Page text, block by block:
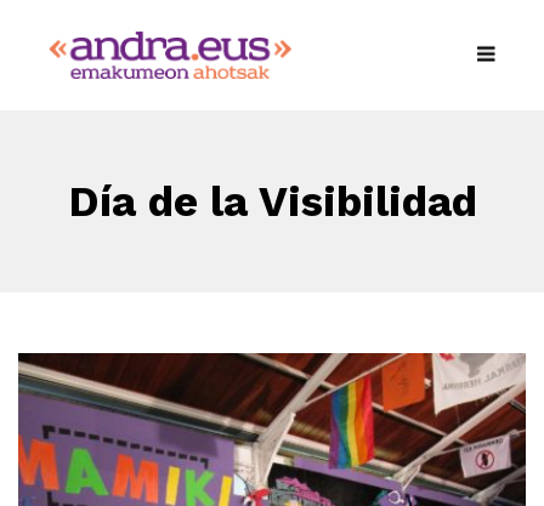
Día de la Visibilidad
Lésbica